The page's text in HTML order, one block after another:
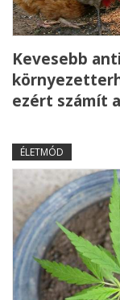
Kevesebb
ezért számít
ÉLETMÓD